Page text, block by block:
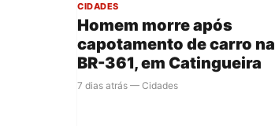
CIDADES
Homem morre após
capotamento de carro na
BR-361, em Catingueira
7 dias atrás — Cidades